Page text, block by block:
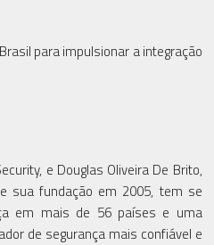
para impulsionar a integração
e Douglas Oliveira De Brito,
sua fundação em 2005, tem se
em mais de 56 países e uma
de segurança mais confiável e